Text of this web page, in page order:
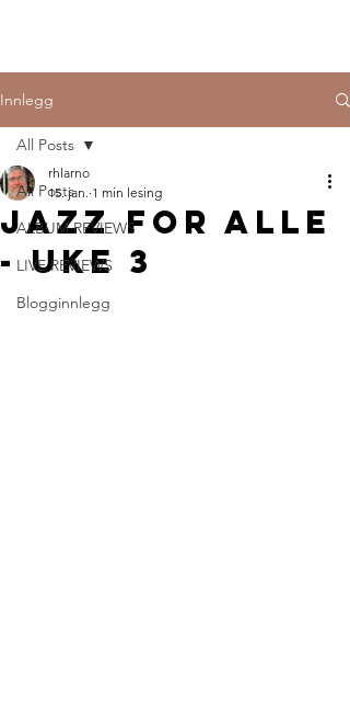
Innlegg
All Posts
ALBUM REVIEWS
LIVE REVIEWS
Blogginnlegg
All Posts
Jazz for alle
- uke 3
rhlarno
15. jan. 1 min lesing